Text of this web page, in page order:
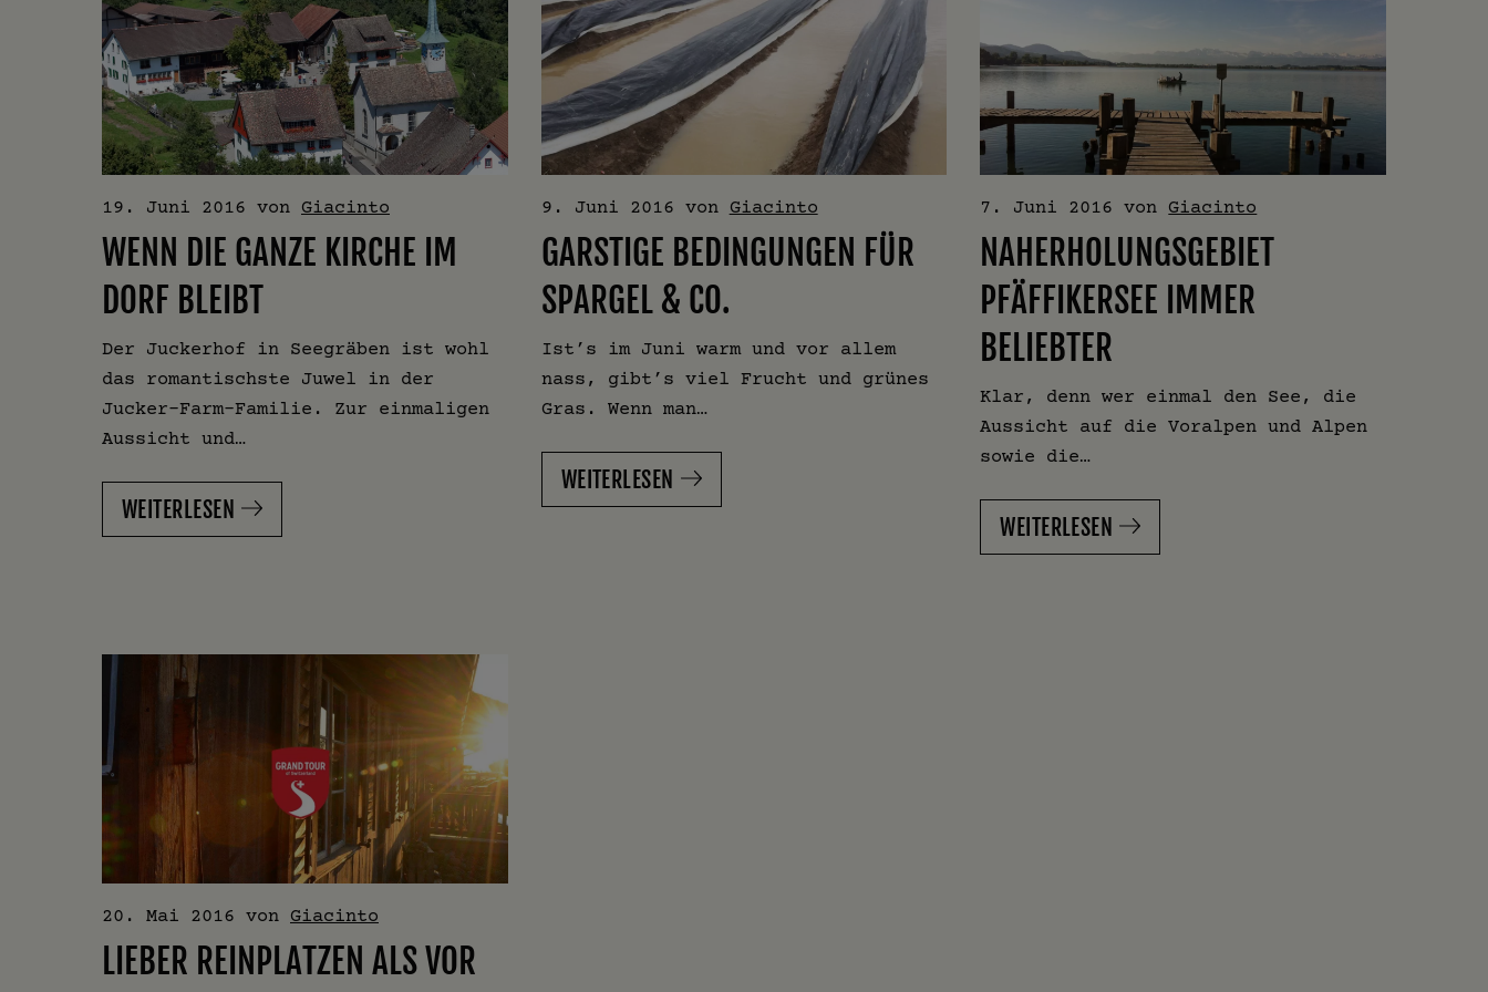
19. Juni 2016 von Giacinto
WENN DIE GANZE KIRCHE IM
DORF BLEIBT
Der Juckerhof in Seegräben ist wohl
das romantischste Juwel in der
Jucker-Farm-Familie. Zur einmaligen
Aussicht und…
WEITERLESEN
9. Juni 2016 von Giacinto
GARSTIGE BEDINGUNGEN FÜR
SPARGEL & CO.
Ist’s im Juni warm und vor allem
nass, gibt’s viel Frucht und grünes
Gras. Wenn man…
WEITERLESEN
7. Juni 2016 von Giacinto
NAHERHOLUNGSGEBIET
PFÄFFIKERSEE IMMER
BELIEBTER
Klar, denn wer einmal den See, die
Aussicht auf die Voralpen und Alpen
sowie die…
WEITERLESEN
20. Mai 2016 von Giacinto
LIEBER REINPLATZEN ALS VOR